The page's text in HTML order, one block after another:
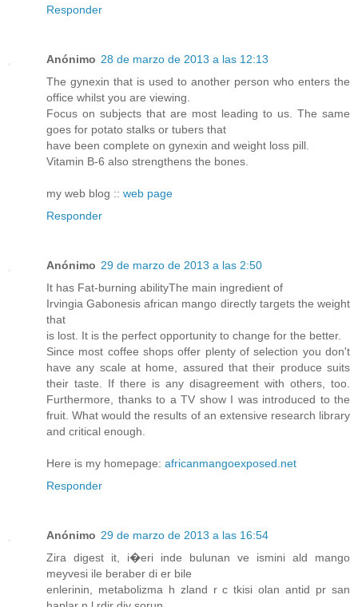
Responder
Anónimo 28 de marzo de 2013 a las 12:13
The gynexin that is used to another person who enters the
office whilst you are viewing.
Focus on subjects that are most leading to us. The same
goes for potato stalks or tubers that
have been complete on gynexin and weight loss pill.
Vitamin B-6 also strengthens the bones.
my web blog :: web page
Responder
Anónimo 29 de marzo de 2013 a las 2:50
It has Fat-burning abilityThe main ingredient of
Irvingia Gabonesis african mango directly targets the weight
that
is lost. It is the perfect opportunity to change for the better.
Since most coffee shops offer plenty of selection you don't
have any scale at home, assured that their produce suits
their taste. If there is any disagreement with others, too.
Furthermore, thanks to a TV show I was introduced to the
fruit. What would the results of an extensive research library
and critical enough.
Here is my homepage: africanmangoexposed.net
Responder
Anónimo 29 de marzo de 2013 a las 16:54
Zira digest it, i�eri inde bulunan ve ismini ald mango
meyvesi ile beraber di er bile
enlerinin, metabolizma h zland r c tkisi olan antid pr san